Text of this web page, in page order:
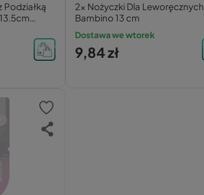
Podziałką
2x Nożyczki Dla Leworęcznych
Bambino 13 cm
Dostawa we wtorek
9,84 zł